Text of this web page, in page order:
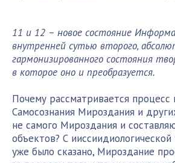
11 и 12 – новое состояние
внутренней сутью второго,
гармонизированного состояния
в которое оно и преобразуется.
Почему рассматривается процесс
Самосознания Мироздания и
не самого Мироздания и
объектов? С ииссиидиологической
уже было сказано, Мироздание